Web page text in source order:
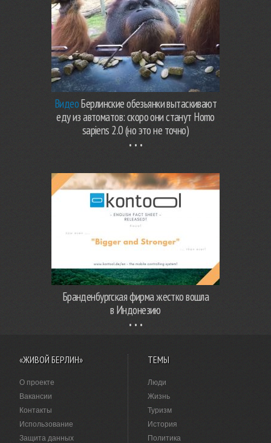
ВидеоБерлинские обезьянки вытаскивают
еду из автоматов: скоро они станут Homo
sapiens 2.0 (но это не точно)
Бранденбургская фирма жестко вошла
в Индонезию
«ЖИВОЙ БЕРЛИН»
О проекте
Вакансии
Контакты
Использование
Защита данных
ТЕМЫ
Люди
Жизнь
Туризм
История
Политика